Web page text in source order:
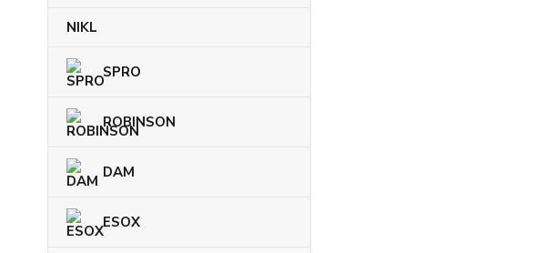
NIKL
SPRO
ROBINSON
DAM
ESOX